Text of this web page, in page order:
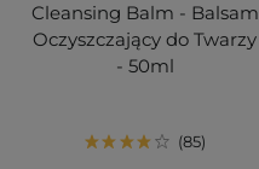
Cleansing Balm - Balsam
Oczyszczający do Twarzy
- 50ml
85